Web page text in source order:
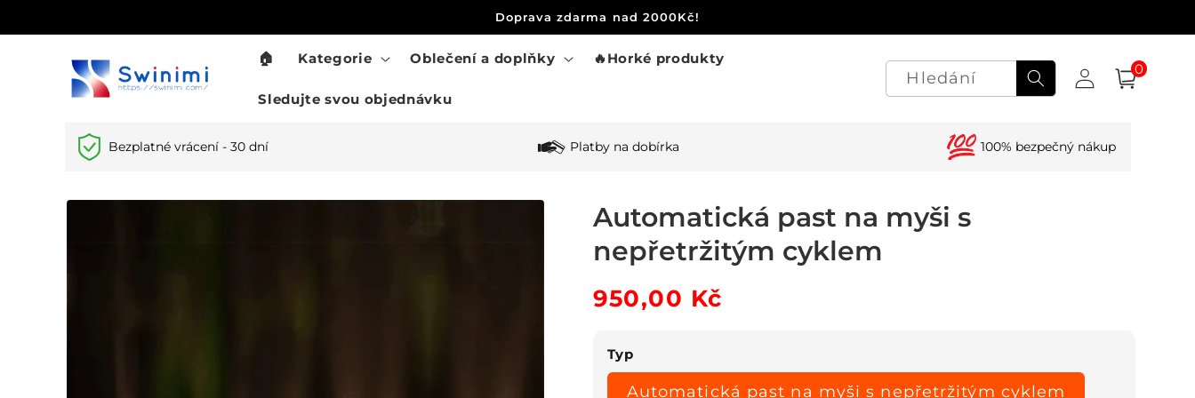
obsahu
Doprava zdarma nad 2000Kč!
🏠 Kategorie Oblečení a doplňky 🔥Horké produkty
Sledujte svou objednávku
Hledání
Přihlásit
se
Košík
0
polož.
Bezplatné vrácení - 30 dní Platby na dobírka 100% bezpečný nákup
Přejít na
Automatická past na myši s
nepřetržitým cyklem
Běžná
950,00 Kč
Výprodejová
Typ
Automatická past na myši s nepřetržitým cyklem